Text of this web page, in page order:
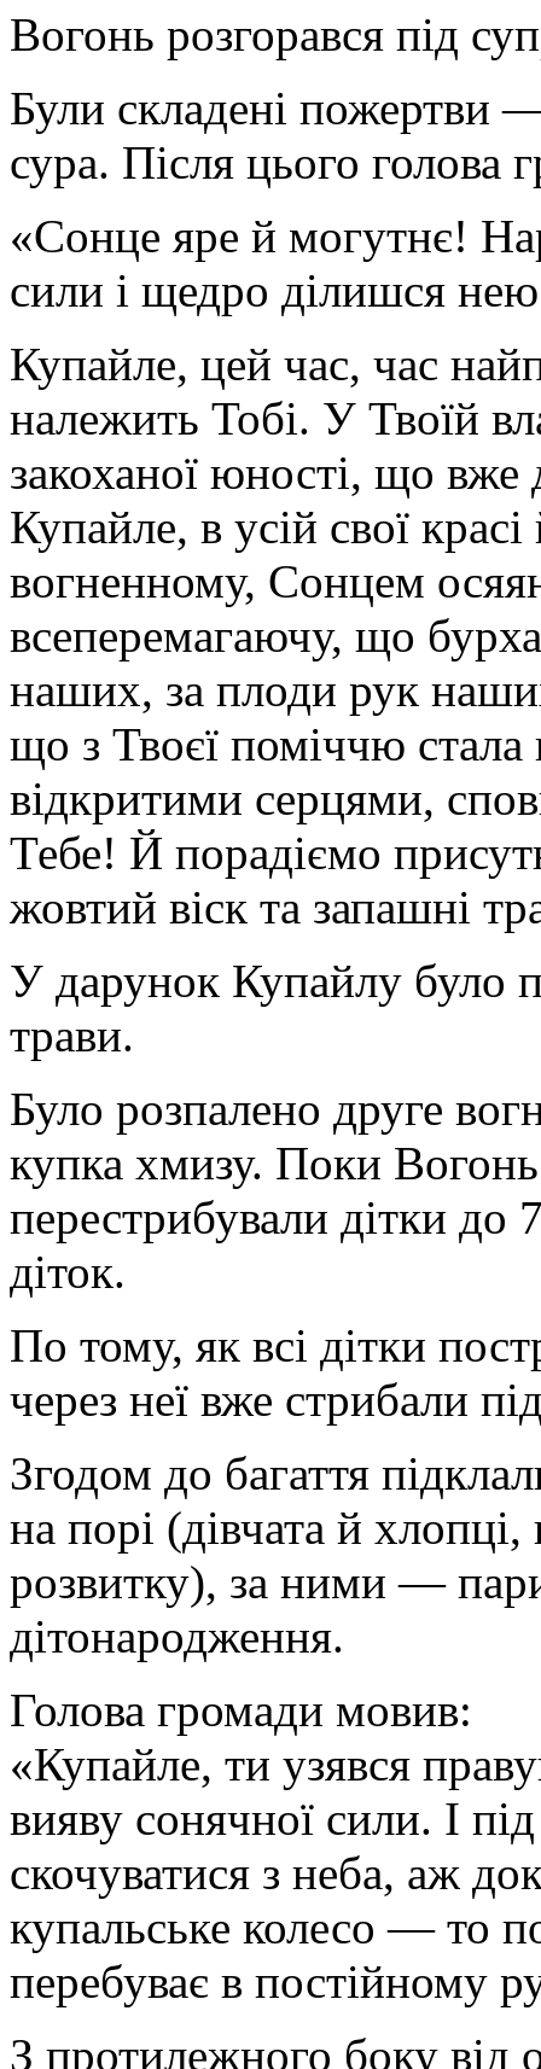
Вогонь розгорався під
Були складені пожертви
сура. Після цього голова
«Сонце яре й могутнє!
сили і щедро ділишся
Купайле, цей час, час
належить Тобі. У Твоїй
закоханої юності, що
Купайле, в усій свої
вогненному, Сонцем
всеперемагаючу, що
наших, за плоди рук
що з Твоєї поміччю
відкритими серцями,
Тебе! Й порадіємо
жовтий віск та запашні
У дарунок Купайлу було
трави.
Було розпалено друге
купка хмизу. Поки
перестрибували дітки до
діток.
По тому, як всі дітки
через неї вже стрибали
Згодом до багаття
на порі (дівчата й
розвитку), за ними —
дітонародження.
Голова громади мовив:
«Купайле, ти узявся
вияву сонячної сили. І
скочуватися з неба, аж
купальське колесо — то
перебуває в постійному
З протилежного боку від